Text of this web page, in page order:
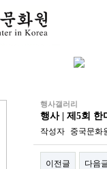
행사갤러리
행사 | 제5회 한
작성자 중국문화
이전글 다음